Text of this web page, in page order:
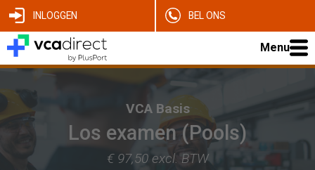
INLOGGEN BEL ONS
Menu
VCA Basis
Los examen (Pools)
€ 97,50 excl. BTW